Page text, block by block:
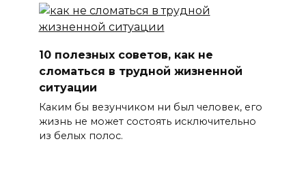
10 полезных советов, как не
сломаться в трудной жизненной
ситуации
Каким бы везунчиком ни был человек, его
жизнь не может состоять исключительно
из белых полос.